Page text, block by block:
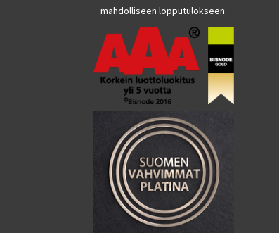
mahdolliseen lopputulokseen.